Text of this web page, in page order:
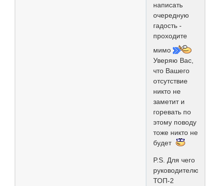
написать
очередную
гадость -
проходите
мимо
Уверяю Вас,
что Вашего
отсутствие
никто не
заметит и
горевать по
этому поводу
тоже никто не
будет
P.S. Для чего
руководителю
ТОП-2